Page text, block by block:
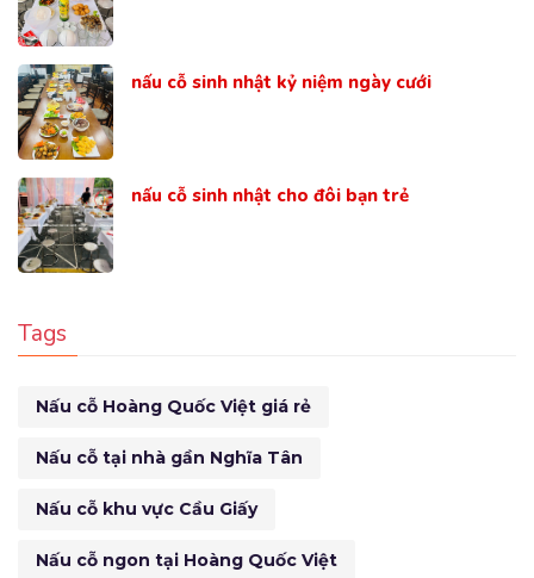
nấu cỗ sinh nhật kỷ niệm ngày cưới
nấu cỗ sinh nhật cho đôi bạn trẻ
Tags
Nấu cỗ Hoàng Quốc Việt giá rẻ
Nấu cỗ tại nhà gần Nghĩa Tân
Nấu cỗ khu vực Cầu Giấy
Nấu cỗ ngon tại Hoàng Quốc Việt